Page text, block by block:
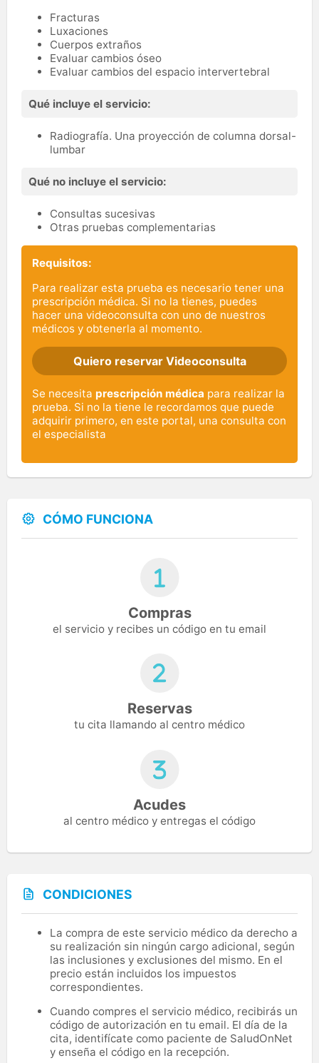
Fracturas
Luxaciones
Cuerpos extraños
Evaluar cambios óseo
Evaluar cambios del espacio intervertebral
Qué incluye el servicio:
Radiografía. Una proyección de columna dorsal-
lumbar
Qué no incluye el servicio:
Consultas sucesivas
Otras pruebas complementarias
Requisitos:
Para realizar esta prueba es necesario tener una
prescripción médica. Si no la tienes, puedes
hacer una videoconsulta con uno de nuestros
médicos y obtenerla al momento.
Quiero reservar Videoconsulta
Se necesita prescripción médica para realizar la
prueba. Si no la tiene le recordamos que puede
adquirir primero, en este portal, una consulta con
el especialista
CÓMO FUNCIONA
Compras
el servicio y recibes un código en tu email
Reservas
tu cita llamando al centro médico
Acudes
al centro médico y entregas el código
CONDICIONES
La compra de este servicio médico da derecho a
su realización sin ningún cargo adicional, según
las inclusiones y exclusiones del mismo. En el
precio están incluidos los impuestos
correspondientes.
Cuando compres el servicio médico, recibirás un
código de autorización en tu email. El día de la
cita, identifícate como paciente de SaludOnNet
y enseña el código en la recepción.